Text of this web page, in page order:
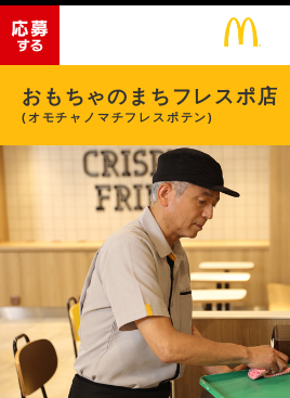
おもちゃのまちフレスポ店
(オモチャノマチフレスポテン)